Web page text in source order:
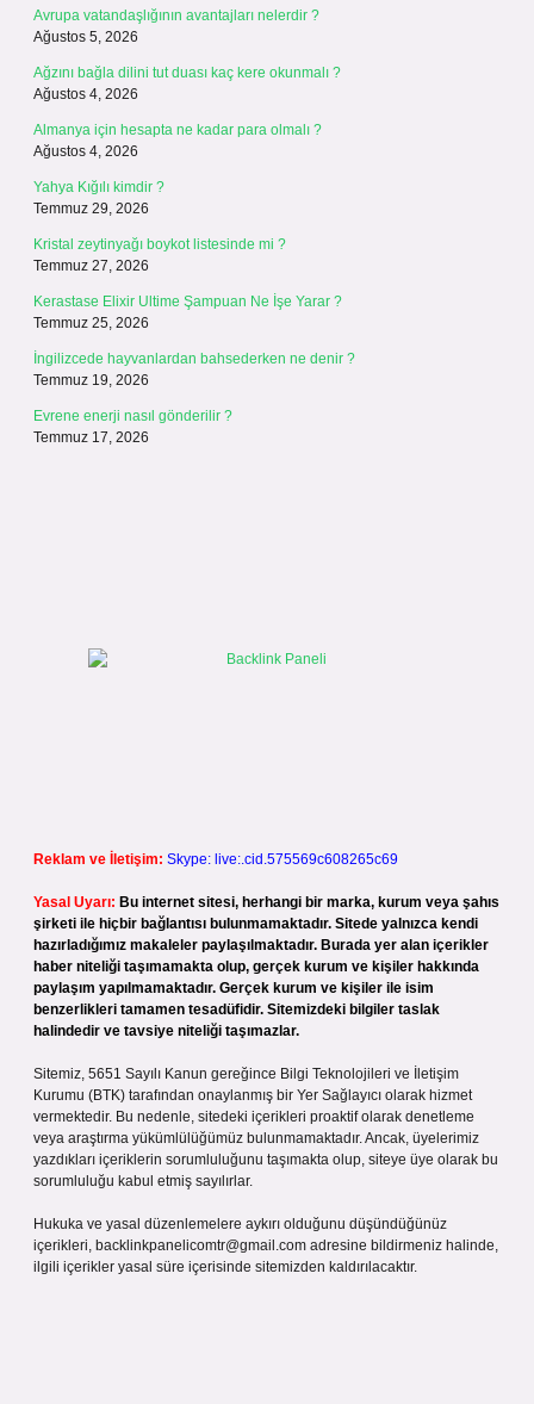
Avrupa vatandaşlığının avantajları nelerdir ?
Ağustos 5, 2026
Ağzını bağla dilini tut duası kaç kere okunmalı ?
Ağustos 4, 2026
Almanya için hesapta ne kadar para olmalı ?
Ağustos 4, 2026
Yahya Kığılı kimdir ?
Temmuz 29, 2026
Kristal zeytinyağı boykot listesinde mi ?
Temmuz 27, 2026
Kerastase Elixir Ultime Şampuan Ne İşe Yarar ?
Temmuz 25, 2026
İngilizcede hayvanlardan bahsederken ne denir ?
Temmuz 19, 2026
Evrene enerji nasıl gönderilir ?
Temmuz 17, 2026
Reklam ve İletişim: Skype: live:.cid.575569c608265c69
Yasal Uyarı: Bu internet sitesi, herhangi bir marka, kurum veya şahıs
şirketi ile hiçbir bağlantısı bulunmamaktadır. Sitede yalnızca kendi
hazırladığımız makaleler paylaşılmaktadır. Burada yer alan içerikler
haber niteliği taşımamakta olup, gerçek kurum ve kişiler hakkında
paylaşım yapılmamaktadır. Gerçek kurum ve kişiler ile isim
benzerlikleri tamamen tesadüfidir. Sitemizdeki bilgiler taslak
halindedir ve tavsiye niteliği taşımazlar.
Sitemiz, 5651 Sayılı Kanun gereğince Bilgi Teknolojileri ve İletişim
Kurumu (BTK) tarafından onaylanmış bir Yer Sağlayıcı olarak hizmet
vermektedir. Bu nedenle, sitedeki içerikleri proaktif olarak denetleme
veya araştırma yükümlülüğümüz bulunmamaktadır. Ancak, üyelerimiz
yazdıkları içeriklerin sorumluluğunu taşımakta olup, siteye üye olarak bu
sorumluluğu kabul etmiş sayılırlar.
Hukuka ve yasal düzenlemelere aykırı olduğunu düşündüğünüz
içerikleri, backlinkpanelicomtr@gmail.com adresine bildirmeniz halinde,
ilgili içerikler yasal süre içerisinde sitemizden kaldırılacaktır.